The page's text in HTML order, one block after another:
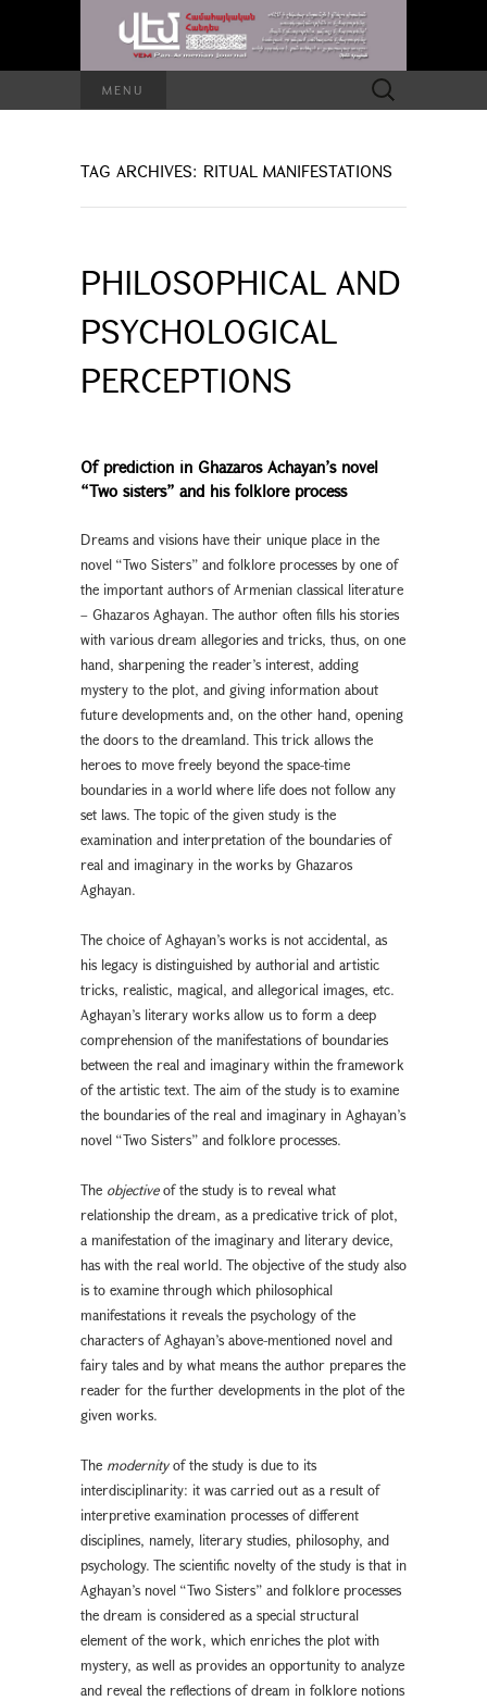
MENU
Search
for:
TAG ARCHIVES: RITUAL MANIFESTATIONS
PHILOSOPHICAL AND
PSYCHOLOGICAL
PERCEPTIONS
Of prediction in Ghazaros Achayan’s novel
“Two sisters” and his folklore process
Dreams and visions have their unique place in the
novel “Two Sisters” and folklore processes by one of
the important authors of Armenian classical literature
– Ghazaros Aghayan. The author often fills his stories
with various dream allegories and tricks, thus, on one
hand, sharpening the reader’s interest, adding
mystery to the plot, and giving information about
future developments and, on the other hand, opening
the doors to the dreamland. This trick allows the
heroes to move freely beyond the space-time
boundaries in a world where life does not follow any
set laws. The topic of the given study is the
examination and interpretation of the boundaries of
real and imaginary in the works by Ghazaros
Aghayan.
The choice of Aghayan’s works is not accidental, as
his legacy is distinguished by authorial and artistic
tricks, realistic, magical, and allegorical images, etc.
Aghayan’s literary works allow us to form a deep
comprehension of the manifestations of boundaries
between the real and imaginary within the framework
of the artistic text. The aim of the study is to examine
the boundaries of the real and imaginary in Aghayan’s
novel “Two Sisters” and folklore processes.
The objectiveof the study is to reveal what
relationship the dream, as a predicative trick of plot,
a manifestation of the imaginary and literary device,
has with the real world. The objective of the study also
is to examine through which philosophical
manifestations it reveals the psychology of the
characters of Aghayan’s above-mentioned novel and
fairy tales and by what means the author prepares the
reader for the further developments in the plot of the
given works.
The modernityof the study is due to its
interdisciplinarity: it was carried out as a result of
interpretive examination processes of different
disciplines, namely, literary studies, philosophy, and
psychology. The scientific novelty of the study is that in
Aghayan’s novel “Two Sisters” and folklore processes
the dream is considered as a special structural
element of the work, which enriches the plot with
mystery, as well as provides an opportunity to analyze
and reveal the reflections of dream in folklore notions